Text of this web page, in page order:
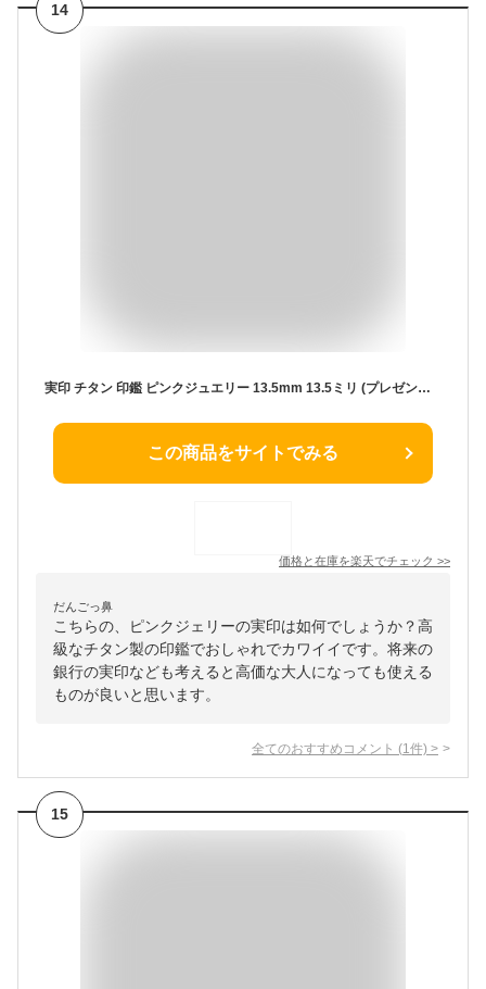
14
実印 チタン 印鑑 ピンクジュエリー 13.5mm 13.5ミリ (プレゼント 赤ちゃん かわいい おしゃれ フルネーム ハンコ はんこ 名前 高級 作成 子供 可愛い 丸印 オーダー 女性 判子 出産祝い ギフト オーダーメイド 結婚 印鑑登録 子ども 女の子 姓名 こども 13.5 印鑑証明 作る)
この商品をサイトでみる
価格と在庫を楽天でチェック >>
だんごっ鼻
こちらの、ピンクジェリーの実印は如何でしょうか？高
級なチタン製の印鑑でおしゃれでカワイイです。将来の
銀行の実印なども考えると高価な大人になっても使える
ものが良いと思います。
全てのおすすめコメント (1 件) >
15